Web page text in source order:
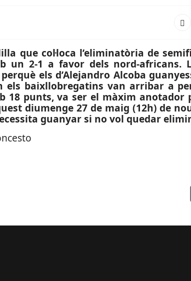
que col·loca l’eliminatòria de
un 2-1 a favor dels nord-africans.
els d’Alejandro Alcoba
baixllobregatins van arribar a
18 punts, va ser el màxim anotador
diumenge 27 de maig (12h) de
guanyar si no vol quedar
a favor de l’Associació Espanyola contra el